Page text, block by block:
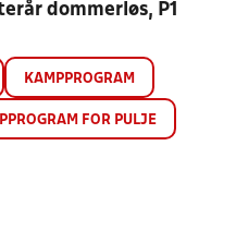
dommerløs, P1
KAMPPROGRAM
FOR PULJE